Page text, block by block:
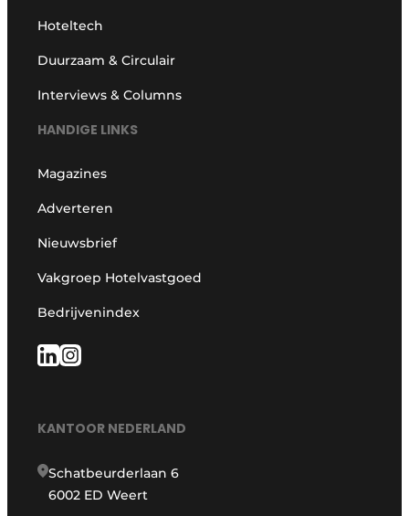
Hoteltech
Duurzaam & Circulair
Interviews & Columns
HANDIGE LINKS
Magazines
Adverteren
Nieuwsbrief
Vakgroep Hotelvastgoed
Bedrijvenindex
KANTOOR NEDERLAND
Schatbeurderlaan 6
6002 ED Weert